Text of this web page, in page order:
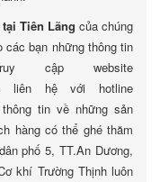
Tiên Lãng của chúng
bạn những thông tin
cập website
liên hệ với hotline
tin về những sản
hàng có thể ghé thăm
phố 5, TT.An Dương,
khí Trường Thịnh luôn